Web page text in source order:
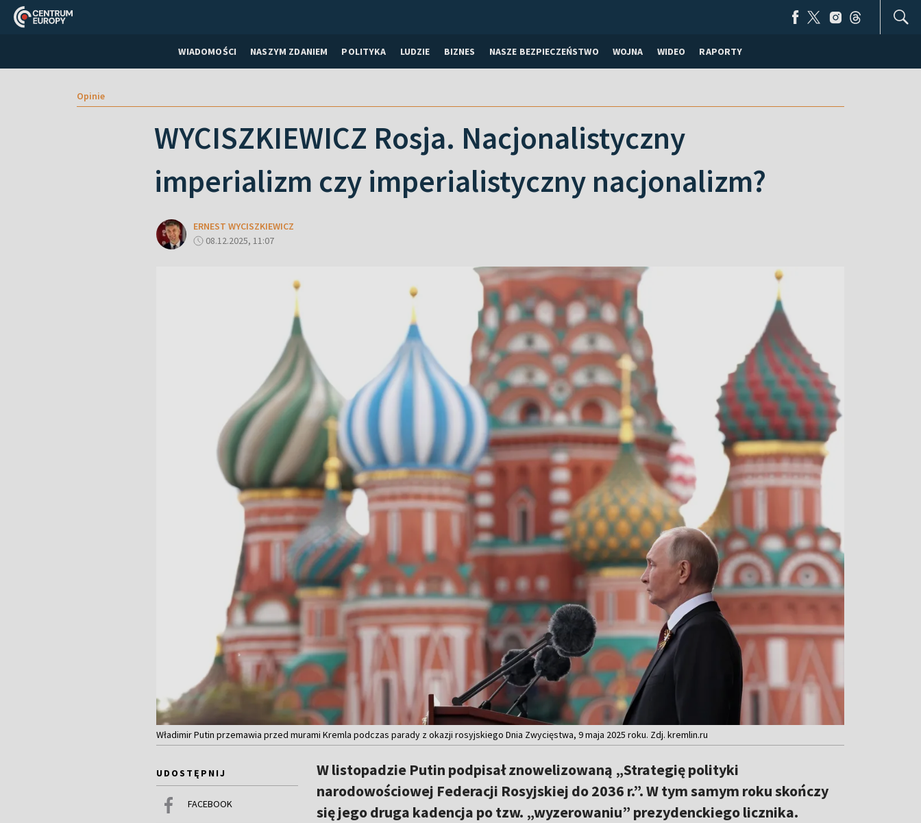
WIADOMOŚCI NASZYM ZDANIEM POLITYKA LUDZIE BIZNES NASZE BEZPIECZEŃSTWO WOJNA WIDEO RAPORTY
Opinie
WYCISZKIEWICZ Rosja. Nacjonalistyczny
imperializm czy imperialistyczny nacjonalizm?
ERNEST WYCISZKIEWICZ
08.12.2025, 11:07
Władimir Putin przemawia przed murami Kremla podczas parady z okazji rosyjskiego Dnia Zwycięstwa, 9 maja 2025 roku. Zdj. kremlin.ru
UDOSTĘPNIJ
FACEBOOK
W listopadzie Putin podpisał znowelizowaną „Strategię polityki
narodowościowej Federacji Rosyjskiej do 2036 r.”. W tym samym roku skończy
się jego druga kadencja po tzw. „wyzerowaniu” prezydenckiego licznika.